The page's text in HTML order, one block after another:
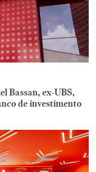
Bassan, ex-UBS,
de investimento